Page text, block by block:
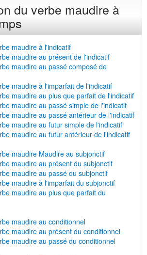
du verbe maudire à
maudire à l'indicatif
maudire au présent de l'indicatif
maudire au passé composé de
maudire à l'imparfait de l'indicatif
maudire au plus que parfait de l'indicatif
maudire au passé simple de l'indicatif
maudire au passé antérieur de l'indicatif
maudire au futur simple de l'indicatif
maudire au futur antérieur de l'indicatif
maudire Maudire au subjonctif
maudire au présent du subjonctif
maudire au passé du subjonctif
maudire à l'imparfait du subjonctif
maudire au plus que parfait du
maudire au conditionnel
maudire au présent du conditionnel
maudire au passé du conditionnel